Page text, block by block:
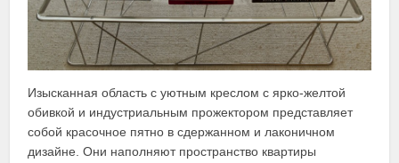
Изысканная область с уютным креслом с ярко-желтой
обивкой и индустриальным прожектором представляет
собой красочное пятно в сдержанном и лаконичном
дизайне. Они наполняют пространство квартиры